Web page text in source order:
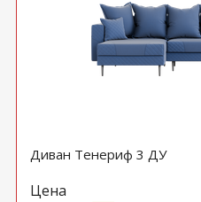
Диван Тенериф 3 ДУ
Цена